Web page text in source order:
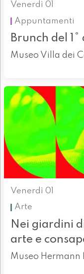
Venerdì 01
Appuntamenti
Brunch del
Museo Villa dei
Venerdì 01
Arte
Nei giardini
arte e
Museo Hermann